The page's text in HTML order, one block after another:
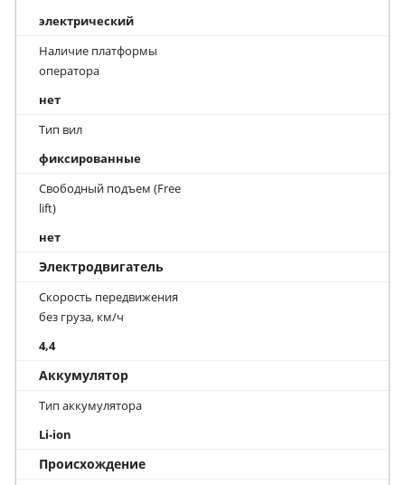
электрический
Наличие платформы
оператора
нет
Тип вил
фиксированные
Свободный подъем (Free
lift)
нет
Электродвигатель
Скорость передвижения
без груза, км/ч
4,4
Аккумулятор
Тип аккумулятора
Li-ion
Происхождение